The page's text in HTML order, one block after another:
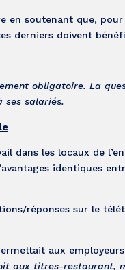
en soutenant que,
derniers doivent
obligatoire. La
ses salariés.
dans les locaux de
identiques
réponses sur le
aux
aux titres-restaurant,